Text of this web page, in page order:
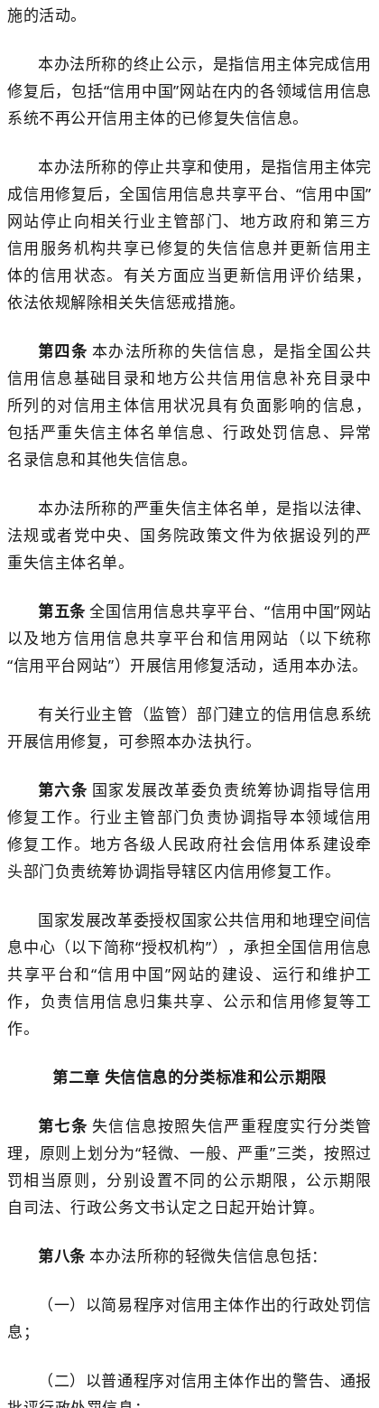
施的活动。
本办法所称的终止公示，是指信用主体完成信用
修复后，包括“信用中国”网站在内的各领域信用信息
系统不再公开信用主体的已修复失信信息。
本办法所称的停止共享和使用 ，是指信用主体完
成信用修复后，全国信用信息共享平台、 “信用中国”
网站停止向相关行业主管部门、地方政府和第三方
信用服务机构共享已修复的失信信息并更新信用主
体的信用状态。有关方面应当更新信用评价结果，
依法依规解除相关失信惩戒措施。
第四条本办法所称的失信信息，是指全国公共
信用信息基础目录和地方公共信用信息补充目录中
所列的对信用主体信用状况具有负面影响的信息，
包括严重失信主体名单信息、行政处罚信息、异常
名录信息和其他失信信息。
本办法所称的严重失信主体名单，是指以法律、
法规或者党中央、国务院政策文件为依据设列的严
重失信主体名单。
第五条 全国信用信息共享平台、“信用中国”网站
以及地方信用信息共享平台和信用网站（以下统称
“信用平台网站”）开展信用修复活动，适用本办法。
有关行业主管（监管）部门建立的信用信息系统
开展信用修复，可参照本办法执行。
第六条 国家发展改革委负责统筹协调指导信用
修复工作。行业主管部门负责协调指导本领域信用
修复工作。地方各级人民政府社会信用体系建设牵
头部门负责统筹协调指导辖区内信用修复工作。
国家发展改革委授权国家公共信用和地理空间信
息中心（以下简称“授权机构”）， 承担全国信用信息
共享平台和“信用中国”网站的建设、运行和维护工
作，负责信用信息归集共享、公示和信用修复等工
作。
第二章 失信信息的分类标准和公示期限
第七条 失信信息按照失信严重程度实行分类管
理， 原则上划分为“轻微、一般、严重”三类，按照过
罚相当原则，分别设置不同的公示期限 ，公示期限
自司法、行政公务文书认定之日起开始计算。
第八条本办法所称的轻微失信信息包括：
（一）以简易程序对信用主体作出的行政处罚信
息；
（二）以普通程序对信用主体作出的警告、通报